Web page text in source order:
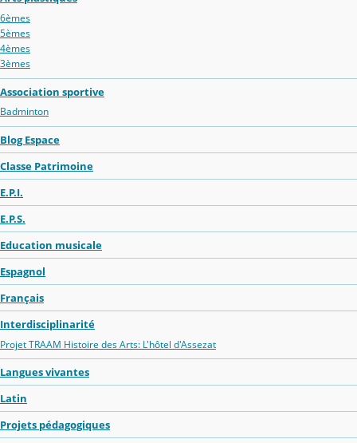
6èmes
5èmes
4èmes
3èmes
Association sportive
Badminton
Blog Espace
Classe Patrimoine
E.P.I.
E.P.S.
Education musicale
Espagnol
Français
Interdisciplinarité
Projet TRAAM Histoire des Arts: L'hôtel d'Assezat
Langues vivantes
Latin
Projets pédagogiques